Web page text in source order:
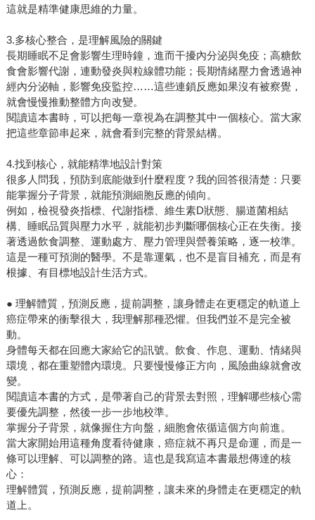
這就是精準健康思維的力量。
3.多核心整合，是理解風險的關鍵
長期睡眠不足會影響生理時鐘，進而干擾內分泌與免疫；高糖飲
食會影響代謝，連動發炎與粒線體功能；長期情緒壓力會透過神
經內分泌軸，影響免疫監控……這些連鎖反應如果沒有被察覺，
就會慢慢推動整體方向改變。
閱讀這本書時，可以把每一章視為在調整其中一個核心。當大家
把這些章節串起來，就會看到完整的背景結構。
4.找到核心，就能精準地設計對策
很多人問我，預防到底能做到什麼程度？我的回答很清楚：只要
能掌握分子背景，就能預測細胞反應的傾向。
例如，檢視發炎指標、代謝指標、維生素D狀態、腸道菌相結
構、睡眠品質與壓力水平，就能初步判斷哪個核心正在失衡。接
著透過飲食調整、運動處方、壓力管理與營養策略，逐一校準。
這是一種可預測的醫學。不是靠運氣，也不是盲目補充，而是有
根據、有目標地設計生活方式。
● 理解體質，預測反應，提前調整，讓身體走在更穩定的軌道上
癌症帶來的衝擊很大，我理解那種恐懼。但我們並不是完全被
動。
身體每天都在回應大家給它的訊號。飲食、作息、運動、情緒與
環境，都在重塑體內環境。只要慢慢修正方向，風險曲線就會改
變。
閱讀這本書的方式，是帶著自己的背景去對照，理解哪些核心需
要優先調整，然後一步一步地校準。
掌握分子背景，就像握住方向盤，細胞會依循這個方向前進。
當大家開始用這種角度看待健康，癌症就不再只是命運，而是一
條可以理解、可以調整的路。這也是我寫這本書最想傳達的核
心：
理解體質，預測反應，提前調整，讓未來的身體走在更穩定的軌
道上。